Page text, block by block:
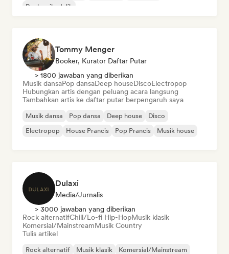
Rock psikedelik
Tommy Menger
Booker, Kurator Daftar Putar
> 1800 jawaban yang diberikan
Musik dansaPop dansaDeep houseDiscoElectropop
Hubungkan artis dengan peluang acara langsung
Tambahkan artis ke daftar putar berpengaruh saya
Musik dansa Pop dansa Deep house
Disco
Electropop
House Prancis Pop Prancis Musik house
Dulaxi
Media/Jurnalis
> 3000 jawaban yang diberikan
Rock alternatifChill/Lo-fi Hip-HopMusik klasik
Komersial/MainstreamMusik Country
Tulis artikel
Rock alternatif Musik klasik
Komersial/Mainstream